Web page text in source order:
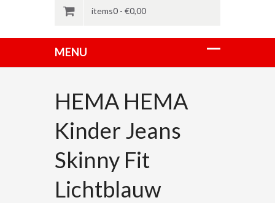
items0 - €0,00
HEMA HEMA
Kinder Jeans
Skinny Fit
Lichtblauw